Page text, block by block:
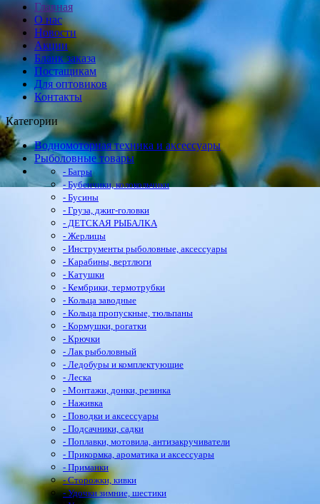
Главная
О нас
Новости
Акции
Бланк заказа
Постащикам
Для оптовиков
Контакты
Категории
Водномоторная техника и аксессуары
Рыболовные товары
- Багры
- Бубенчики, колокольчики
- Бусины
- Груза, джиг-головки
- ДЕТСКАЯ РЫБАЛКА
- Жерлицы
- Инструменты рыболовные, аксессуары
- Карабины, вертлюги
- Катушки
- Кембрики, термотрубки
- Кольца заводные
- Кольца пропускные, тюльпаны
- Кормушки, рогатки
- Крючки
- Лак рыболовный
- Ледобуры и комплектующие
- Леска
- Монтажи, донки, резинка
- Наживка
- Поводки и аксессуары
- Подсачники, садки
- Поплавки, мотовила, антизакручиватели
- Прикормка, ароматика и аксессуары
- Приманки
- Сторожки, кивки
- Удочки зимние, шестики